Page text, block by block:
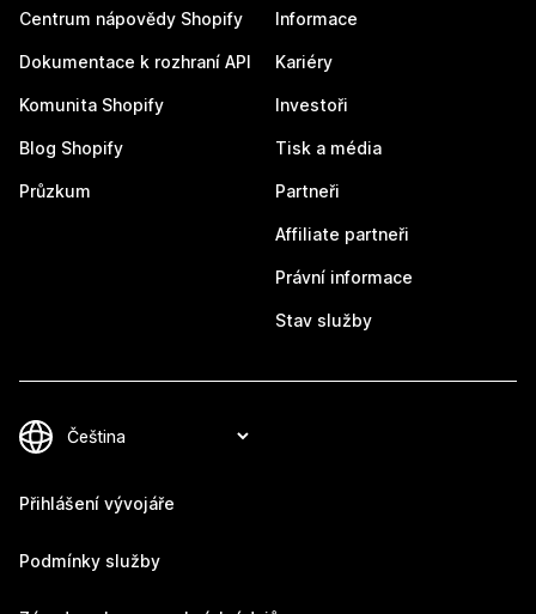
Centrum nápovědy Shopify
Dokumentace k rozhraní API
Komunita Shopify
Blog Shopify
Průzkum
Informace
Kariéry
Investoři
Tisk a média
Partneři
Affiliate partneři
Právní informace
Stav služby
Přihlášení vývojáře
Podmínky služby